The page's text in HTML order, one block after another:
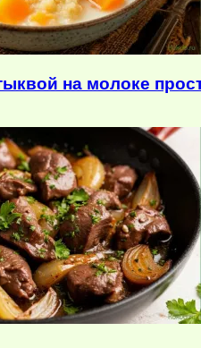
на молоке